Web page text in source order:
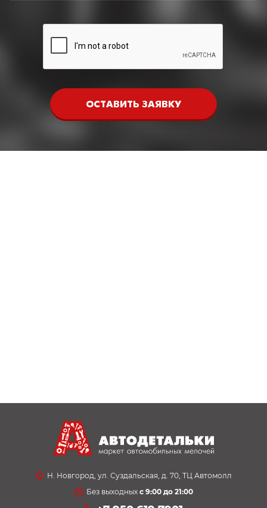
ОСТАВИТЬ ЗАЯВКУ
Н. Новгород, ул. Суздальская, д. 70, ТЦ Автомолл
Без выходных с 9:00 до 21:00